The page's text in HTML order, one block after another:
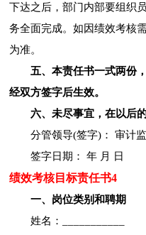
下达之后，部门内部要组织
务全面完成。如因绩效考核
为准。
五、本责任书一式两份
经双方签字后生效。
六、未尽事宜，在以后
分管领导(签字)： 审计
签字日期： 年 月 日
绩效考核目标责任书4
一、岗位类别和聘期
姓名：___________